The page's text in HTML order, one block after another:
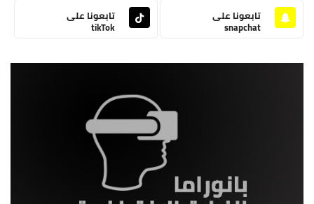
تابعونا على
snapchat
تابعونا على
tikTok